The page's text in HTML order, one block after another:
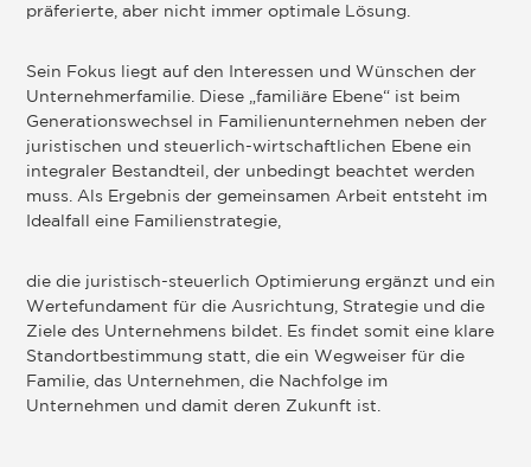
präferierte, aber nicht immer optimale Lösung.
Sein Fokus liegt auf den Interessen und Wünschen der
Unternehmerfamilie. Diese „familiäre Ebene“ ist beim
Generationswechsel in Familienunternehmen neben der
juristischen und steuerlich-wirtschaftlichen Ebene ein
integraler Bestandteil, der unbedingt beachtet werden
muss. Als Ergebnis der gemeinsamen Arbeit entsteht im
Idealfall eine Familienstrategie,
die die juristisch-steuerlich Optimierung ergänzt und ein
Wertefundament für die Ausrichtung, Strategie und die
Ziele des Unternehmens bildet. Es findet somit eine klare
Standortbestimmung statt, die ein Wegweiser für die
Familie, das Unternehmen, die Nachfolge im
Unternehmen und damit deren Zukunft ist.